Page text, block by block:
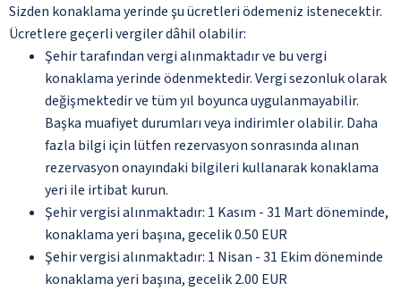
Sizden konaklama yerinde şu ücretleri ödemeniz istenecektir.
Ücretlere geçerli vergiler dâhil olabilir:
Şehir tarafından vergi alınmaktadır ve bu vergi
konaklama yerinde ödenmektedir. Vergi sezonluk olarak
değişmektedir ve tüm yıl boyunca uygulanmayabilir.
Başka muafiyet durumları veya indirimler olabilir. Daha
fazla bilgi için lütfen rezervasyon sonrasında alınan
rezervasyon onayındaki bilgileri kullanarak konaklama
yeri ile irtibat kurun.
Şehir vergisi alınmaktadır: 1 Kasım - 31 Mart döneminde,
konaklama yeri başına, gecelik 0.50 EUR
Şehir vergisi alınmaktadır: 1 Nisan - 31 Ekim döneminde
konaklama yeri başına, gecelik 2.00 EUR